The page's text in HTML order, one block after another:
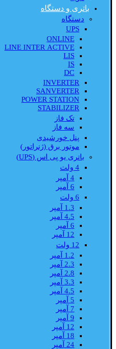
باتری و دستگاه
دستگاه
UPS
ONLINE
LINE INTER ACTIVE
LIS
IS
DC
INVERTER
SANVERTER
POWER STATION
STABILIZER
تک فاز
سه فاز
پنل خورشیدی
موتور برق (ژنراتور)
باتری یو پی اس (UPS)
4 ولت
4 آمپر
6 آمپر
6 ولت
1.3 آمپر
4.5 آمپر
6 آمپر
12 آمپر
12 ولت
1.2 آمپر
2.3 آمپر
2.8 آمپر
3.3 آمپر
4.5 آمپر
5 آمپر
7 آمپر
9 آمپر
12 آمپر
18 آمپر
24 آمپر